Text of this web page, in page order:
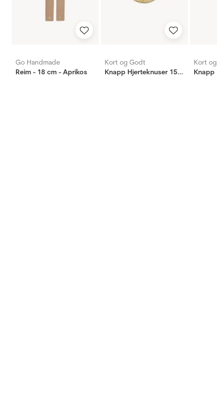
Go Handmade
Reim - 18 cm - Aprikos
Kort og Godt
Knapp Hjerteknuser 15mm
Kort
Knapp